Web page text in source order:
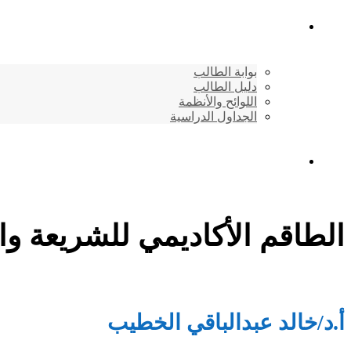
بوابة الطالب
دليل الطالب
اللوائح والأنظمة
الجداول الدراسية
الطاقم الأكاديمي للشريعة
أ.د/خالد عبدالباقي الخطيب